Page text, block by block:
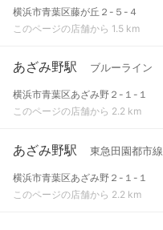
横浜市青葉区藤が丘２-５-４
このページの店舗から 1.5 km
あざみ野駅 ブルーライン
横浜市青葉区あざみ野２-１-１
このページの店舗から 2.2 km
あざみ野駅 東急田園都市線
横浜市青葉区あざみ野２-１-１
このページの店舗から 2.2 km